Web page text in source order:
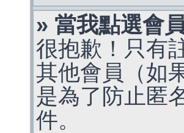
» 當我點選會
很抱歉！只有
其他會員（如
是為了防止匿
件。